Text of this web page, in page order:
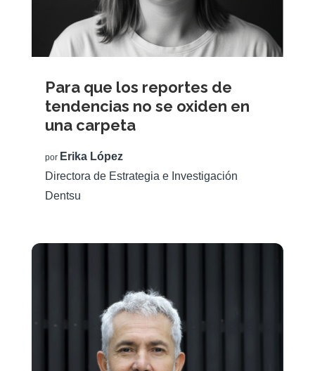
Para que los reportes de
tendencias no se oxiden en
una carpeta
por Erika López
Directora de Estrategia e Investigación
Dentsu